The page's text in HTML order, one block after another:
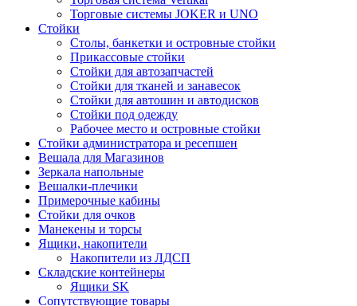
Торговые системы JOKER и UNO
Стойки
Столы, банкетки и островные стойки
Прикассовые стойки
Стойки для автозапчастей
Стойки для тканей и занавесок
Стойки для автошин и автодисков
Стойки под одежду
Рабочее место и островные стойки
Стойки администратора и ресепшен
Вешала для Магазинов
Зеркала напольные
Вешалки-плечики
Примерочные кабины
Стойки для очков
Манекены и торсы
Ящики, накопители
Накопители из ЛДСП
Складские контейнеры
Ящики SK
Сопутствующие товары